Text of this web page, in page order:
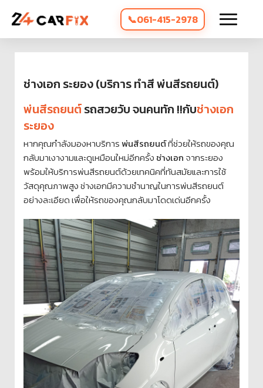
061-415-2978
ช่างเอก ระยอง (บริการ ทำสี พ่นสีรถยนต์)
พ่นสีรถยนต์รถสวยวับ จนคนทัก !!กับช่างเอก
ระยอง
หากคุณกำลังมองหาบริการพ่นสีรถยนต์ที่ช่วยให้รถของคุณ
กลับมาเงางามและดูเหมือนใหม่อีกครั้ง ช่างเอก จากระยอง
พร้อมให้บริการพ่นสีรถยนต์ด้วยเทคนิคที่ทันสมัยและการใช้
วัสดุคุณภาพสูง ช่างเอกมีความชำนาญในการพ่นสีรถยนต์
อย่างละเอียด เพื่อให้รถของคุณกลับมาโดดเด่นอีกครั้ง